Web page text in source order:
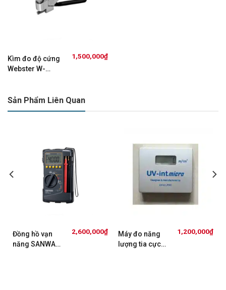
Kìm đo độ cứng
Webster W-
B92
1,500,000₫
Sản Phẩm Liên Quan
Đồng hồ vạn
năng SANWA
2,600,000₫
Máy đo năng
lượng tia cực
1,200,000₫